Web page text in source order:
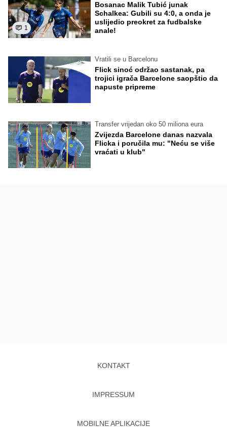
1
Bosanac Malik Tubić junak
Schalkea: Gubili su 4:0, a onda je
uslijedio preokret za fudbalske
anale!
Vratili se u Barcelonu
Flick sinoć održao sastanak, pa
trojici igrača Barcelone saopštio da
napuste pripreme
Transfer vrijedan oko 50 miliona eura
Zvijezda Barcelone danas nazvala
Flicka i poručila mu: "Neću se više
vraćati u klub"
KONTAKT
IMPRESSUM
MOBILNE APLIKACIJE